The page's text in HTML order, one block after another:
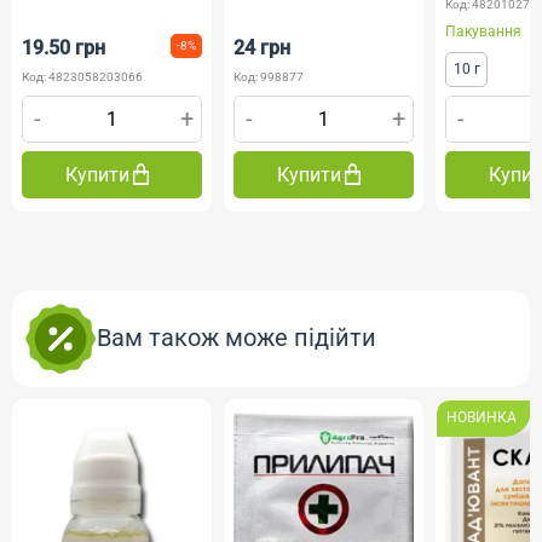
19.50 грн -8%
Код: 4823058203066
- +
Купити
24 грн
Код: 998877
- +
Купити
Код:
Пакування
10 г
-
Вам також може підійти
НОВИНКА